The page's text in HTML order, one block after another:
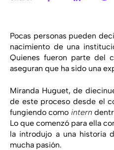
Pocas personas pueden
nacimiento de una
Quienes fueron parte del
aseguran que ha sido una
Miranda Huguet, de
de este proceso desde el
fungiendo como intern
Lo que comenzó para ella
la introdujo a una historia
mucha pasión.